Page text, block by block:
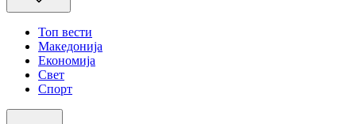
Топ вести
Македонија
Економија
Свет
Спорт